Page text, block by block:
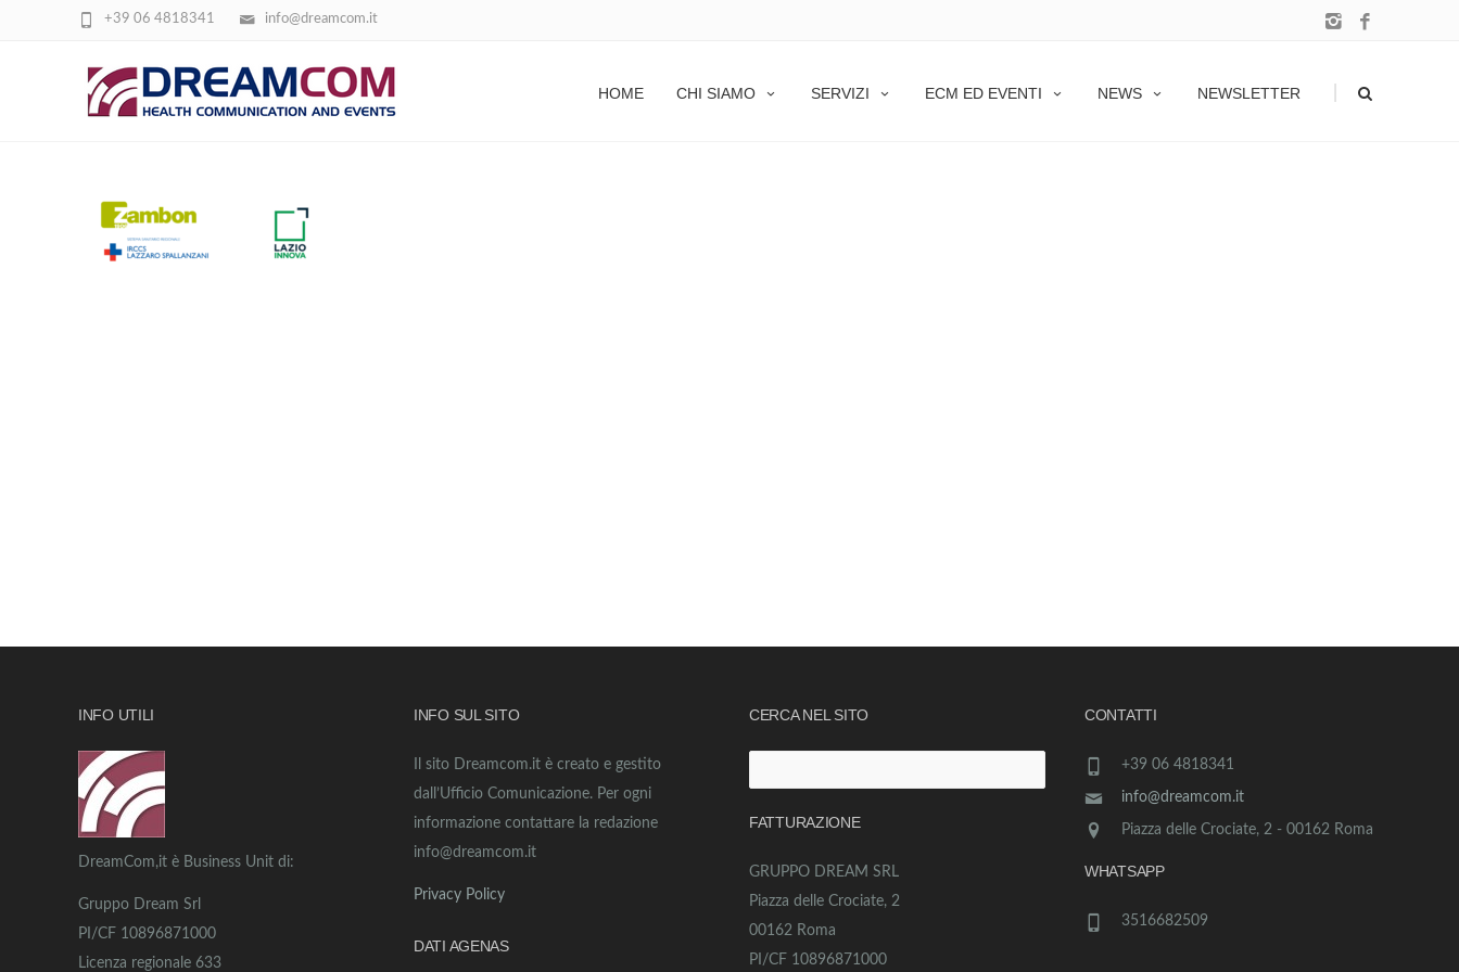
info@dreamcom.it
+39 06 4818341
HOME CHI SIAMO SERVIZI ECM ED EVENTI NEWS NEWSLETTER
LOGO PLPHARMA.PDF (4)
INFO UTILI
DreamCom,it è Business Unit di:
Gruppo Dream Srl
PI/CF 10896871000
Licenza regionale 633
INFO SUL SITO
Il sito Dreamcom.it è creato e gestito
dall’Ufficio Comunicazione. Per ogni
informazione contattare la redazione
info@dreamcom.it
Privacy Policy
DATI AGENAS
CERCA NEL SITO
per:
FATTURAZIONE
GRUPPO DREAM SRL
Piazza delle Crociate, 2
00162 Roma
PI/CF 10896871000
CONTATTI
+39 06 4818341
info@dreamcom.it
Piazza delle Crociate, 2 - 00162 Roma
WHATSAPP
3516682509